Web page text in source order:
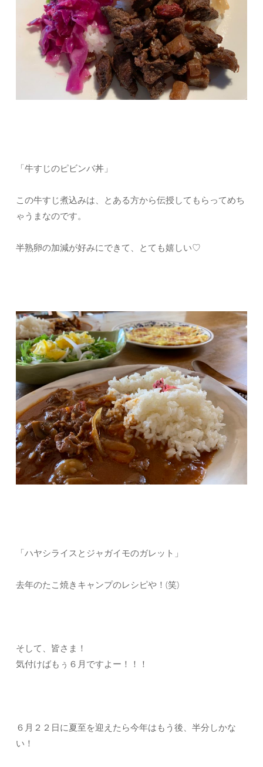
「牛すじのピビンバ丼」
この牛すじ煮込みは、とある方から伝授してもらってめち
ゃうまなのです。
半熟卵の加減が好みにできて、とても嬉しい♡
「ハヤシライスとジャガイモのガレット」
去年のたこ焼きキャンプのレシピや！(笑)
そして、皆さま！
気付けばもぅ６月ですよー！！！
６月２２日に夏至を迎えたら今年はもう後、半分しかな
い！